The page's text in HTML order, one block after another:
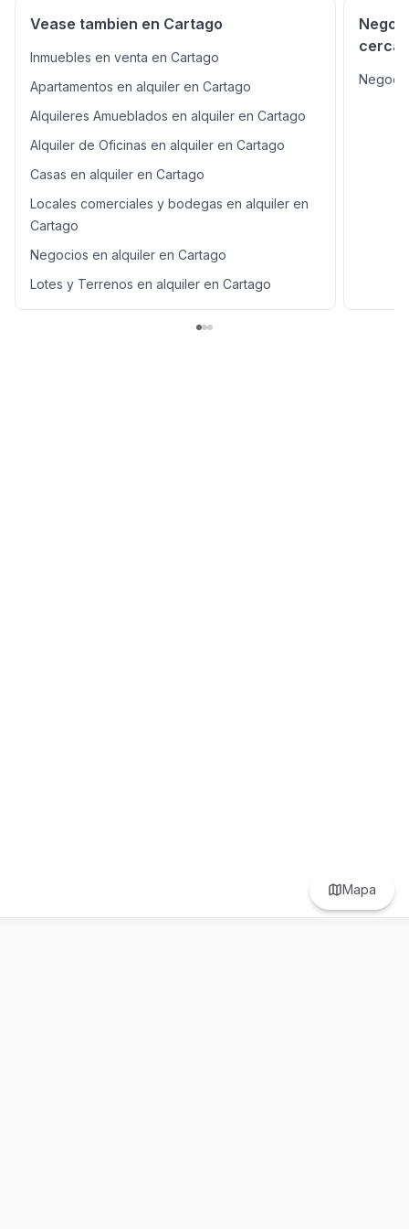
Mapa
Vease tambien en Cartago
Inmuebles en venta en Cartago
Apartamentos en alquiler en Cartago
Alquileres Amueblados en alquiler en Cartago
Alquiler de Oficinas en alquiler en Cartago
Casas en alquiler en Cartago
Locales comerciales y bodegas en alquiler en
Cartago
Negocios en alquiler en Cartago
Lotes y Terrenos en alquiler en Cartago